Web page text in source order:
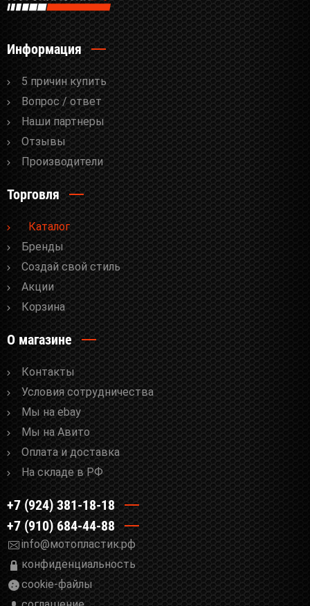
Информация
5 причин купить
Вопрос / ответ
Наши партнеры
Отзывы
Производители
Торговля
Каталог
Бренды
Cоздай свой стиль
Акции
Корзина
О магазине
Контакты
Условия сотрудничества
Мы на ebay
Мы на Авито
Оплата и доставка
На складе в РФ
+7 (924) 381-18-18
+7 (910) 684-44-88
info@мотопластик.рф
конфиденциальность
cookie-файлы